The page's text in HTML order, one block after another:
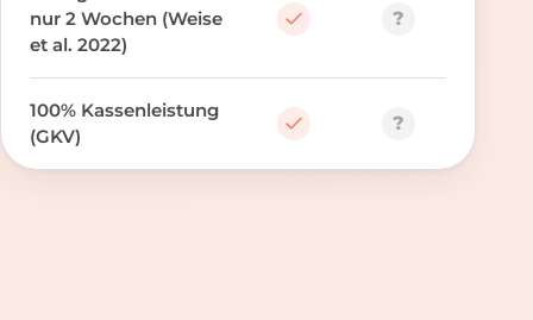
nur 2 Wochen (Weise
et al. 2022)
?
100% Kassenleistung
(GKV)
?